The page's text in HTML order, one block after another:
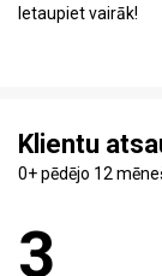
Ietaupiet vairāk!
Klientu
0+ pēdējo 12
3